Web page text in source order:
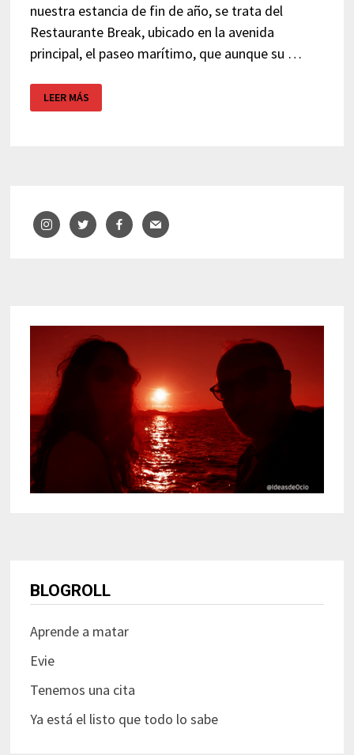
nuestra estancia de fin de año, se trata del
Restaurante Break, ubicado en la avenida
principal, el paseo marítimo, que aunque su …
RESTAURANTE
BREAK
–
LEER MÁS
BLOGROLL
Aprende a matar
Evie
Tenemos una cita
Ya está el listo que todo lo sabe